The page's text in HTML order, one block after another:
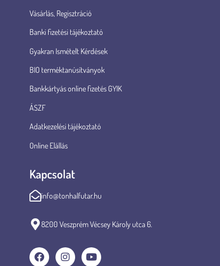
Vásárlás, Regisztráció
Banki fizetési tájékoztató
Gyakran Ismételt Kérdések
BIO terméktanúsítványok
Bankkártyás online fizetés GYIK
ÁSZF
Adatkezelési tájékoztató
Online Elállás
Kapcsolat
info@tonhalfutar.hu
8200 Veszprém Vécsey Károly utca 6.